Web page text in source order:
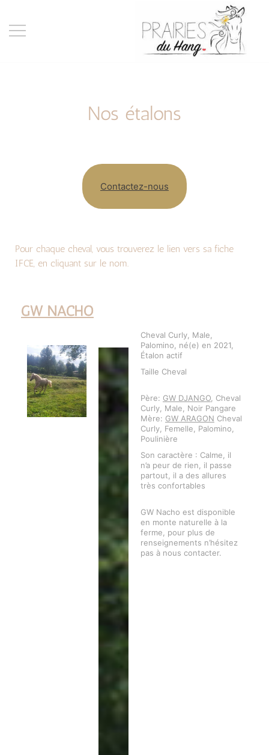
Nos étalons
Contactez-nous
Pour chaque cheval, vous trouverez le lien vers sa fiche
IFCE, en cliquant sur le nom.
GW NACHO
Cheval Curly, Male,
Palomino, né(e) en 2021,
Étalon actif
Taille Cheval
Père: GW DJANGO , Cheval
Curly, Male, Noir Pangare
Mère: GW ARAGON Cheval
Curly, Femelle, Palomino,
Poulinière
Son caractère : Calme, il
n’a peur de rien, il passe
partout, il a des allures
très confortables
GW Nacho est disponible
en monte naturelle à la
ferme, pour plus de
renseignements n’hésitez
pas à nous contacter.